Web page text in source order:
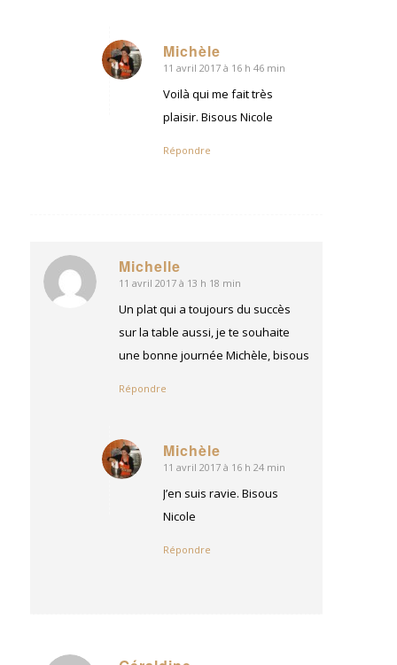
Michèle
dit
11 avril 2017 à 16 h 46 min
Voilà qui me fait très
plaisir. Bisous Nicole
Répondre
Michelle
dit
:
11 avril 2017 à 13 h 18 min
Un plat qui a toujours du succès
sur la table aussi, je te souhaite
une bonne journée Michèle, bisous
Répondre
Michèle
dit
11 avril 2017 à 16 h 24 min
J’en suis ravie. Bisous
Nicole
Répondre